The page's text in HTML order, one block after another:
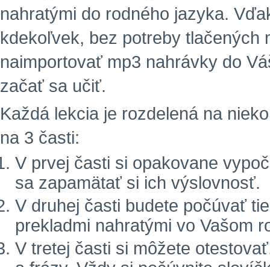
nahratými do rodného jazyka.
kdekoľvek, bez potreby tlačených
naimportovať mp3 nahrávky do
začať sa učiť.
Každá lekcia je rozdelená na
na 3 časti:
V prvej časti si opakovane
sa zapamätať si ich výslovnosť.
V druhej časti budete počúvať
prekladmi nahratými vo Vašom
V tretej časti si môžete